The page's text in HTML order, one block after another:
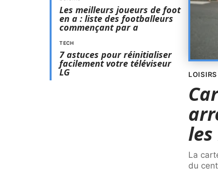
Les meilleurs joueurs de foot
en a : liste des footballeurs
commençant par a
TECH
7 astuces pour réinitialiser
facilement votre téléviseur
LG LOISIRS
La
du